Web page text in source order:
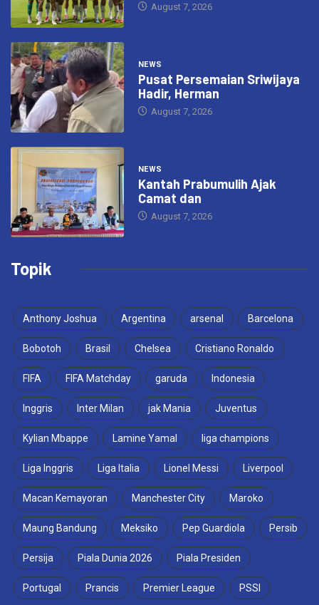
August 7, 2026
NEWS
Pusat Persemaian Sriwijaya
Hadir, Herman
August 7, 2026
NEWS
Kantah Prabumulih Ajak
Camat dan
August 7, 2026
Topik
Anthony Joshua Argentina arsenal Barcelona
Bobotoh Brasil Chelsea Cristiano Ronaldo
FIFA FIFA Matchday garuda Indonesia
Inggris Inter Milan jak Mania Juventus
Kylian Mbappe Lamine Yamal liga champions
Liga Inggris Liga Italia Lionel Messi Liverpool
Macan Kemayoran Manchester City Maroko
Maung Bandung Meksiko Pep Guardiola Persib
Persija Piala Dunia 2026 Piala Presiden
Portugal Prancis Premier League PSSI